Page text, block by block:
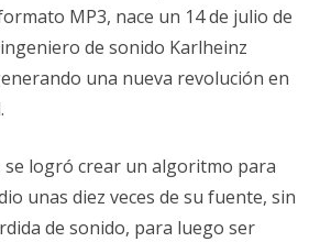
MP3, nace un 14 de julio de
de sonido Karlheinz
una nueva revolución en
se logró crear un algoritmo para
unas diez veces de su fuente, sin
de sonido, para luego ser